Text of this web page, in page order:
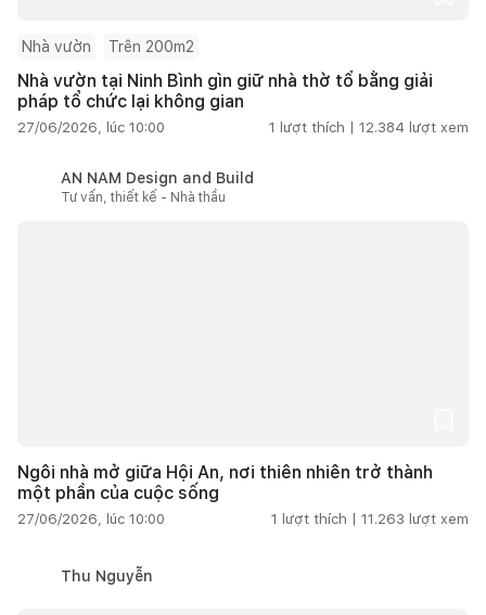
Nhà vườn Trên 200m2
Nhà vườn tại Ninh Bình gìn giữ nhà thờ tổ bằng giải
pháp tổ chức lại không gian
27/06/2026, lúc 10:00 1 lượt thích | 12.384 lượt xem
AN NAM Design and Build
Tư vấn, thiết kế - Nhà thầu
Ngôi nhà mở giữa Hội An, nơi thiên nhiên trở thành
một phần của cuộc sống
27/06/2026, lúc 10:00 1 lượt thích | 11.263 lượt xem
Thu Nguyễn